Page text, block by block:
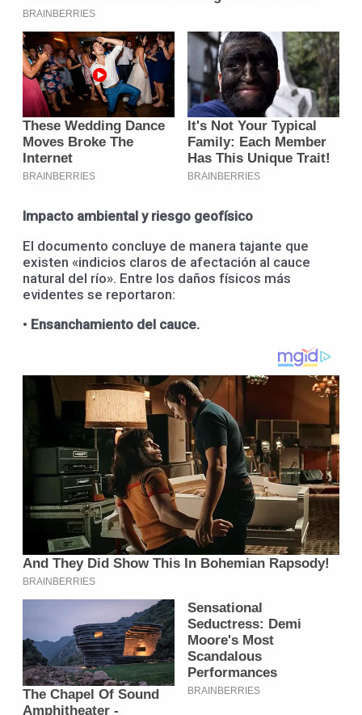
Impacto ambiental y riesgo geofísico
El documento concluye de manera tajante que
existen «indicios claros de afectación al cauce
natural del río». Entre los daños físicos más
evidentes se reportaron:
• Ensanchamiento del cauce.